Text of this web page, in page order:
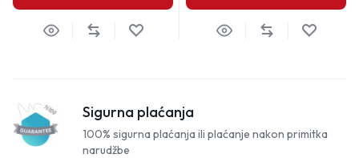
Sigurna plaćanja
100% sigurna plaćanja ili plaćanje nakon primitka
narudžbe